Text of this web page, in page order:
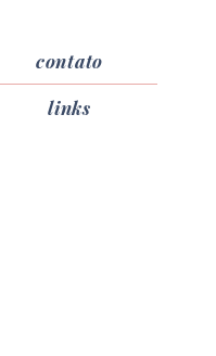
contato
links